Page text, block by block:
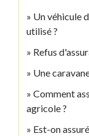
Un véhicule
utilisé ?
Refus
Une
Comment
agricole ?
Est-on